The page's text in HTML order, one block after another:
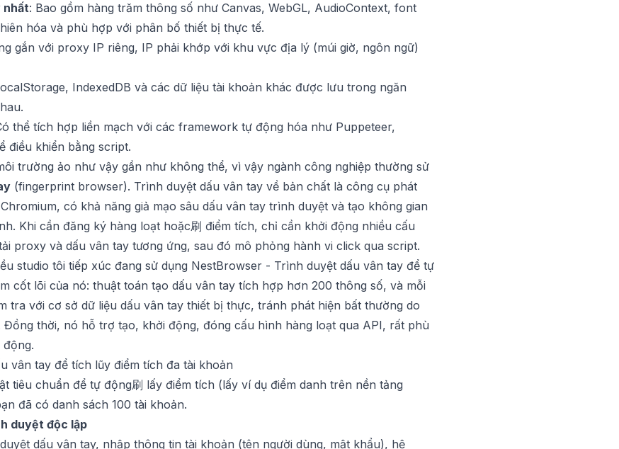
nhất: Bao gồm hàng trăm thông số như Canvas, WebGL, AudioContext, font
hóa và phù hợp với phân bố thiết bị thực tế.
gắn với proxy IP riêng, IP phải khớp với khu vực địa lý (múi giờ, ngôn ngữ)
IndexedDB và các dữ liệu tài khoản khác được lưu trong ngăn
thể tích hợp liền mạch với các framework tự động hóa như Puppeteer,
điều khiển bằng script.
trường ảo như vậy gần như không thể, vì vậy ngành công nghiệp thường sử
(fingerprint browser). Trình duyệt dấu vân tay về bản chất là công cụ phát
có khả năng giả mạo sâu dấu vân tay trình duyệt và tạo không gian
Khi cần đăng ký hàng loạt hoặc刷 điểm tích, chỉ cần khởi động nhiều cấu
proxy và dấu vân tay tương ứng, sau đó mô phỏng hành vi click qua script.
studio tôi tiếp xúc đang sử dụng NestBrowser - Trình duyệt dấu vân tay để tự
cốt lõi của nó: thuật toán tạo dấu vân tay tích hợp hơn 200 thông số, và mỗi
tra với cơ sở dữ liệu dấu vân tay thiết bị thực, tránh phát hiện bất thường do
Đồng thời, nó hỗ trợ tạo, khởi động, đóng cấu hình hàng loạt qua API, rất phù
vân tay để tích lũy điểm tích đa tài khoản
tiêu chuẩn để tự động刷 lấy điểm tích (lấy ví dụ điểm danh trên nền tảng
đã có danh sách 100 tài khoản.
duyệt độc lập
dấu vân tay, nhập thông tin tài khoản (tên người dùng, mật khẩu), hệ